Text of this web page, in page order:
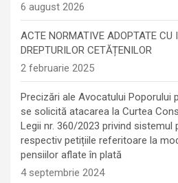
6 august 2026
ACTE NORMATIVE ADOPTATE CU
DREPTURILOR CETĂȚENILOR
2 februarie 2025
Precizări ale Avocatului Poporului
se solicită atacarea la Curtea
Legii nr. 360/2023 privind sistemul
respectiv petițiile referitoare la
pensiilor aflate în plată
4 septembrie 2024